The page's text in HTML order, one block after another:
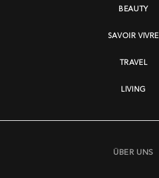
BEAUTY
SAVOIR VIVRE
TRAVEL
LIVING
ÜBER UNS